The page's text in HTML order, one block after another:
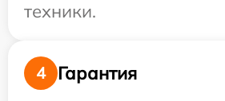
техники.
4
Гарантия